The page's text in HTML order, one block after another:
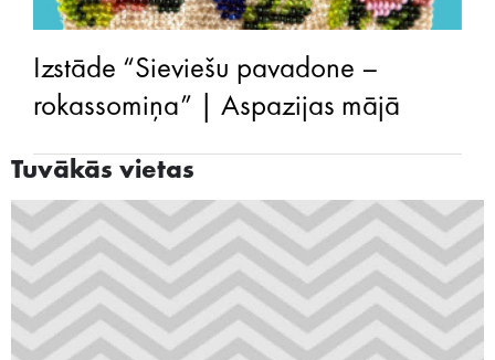
Izstāde “Sieviešu pavadone –
rokassomiņa” | Aspazijas mājā
Tuvākās vietas